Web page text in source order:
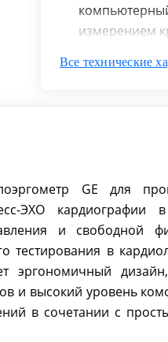
измерением
(не зависимо
Шаг
или 25 Вт.
Момент
Нагрузка на
Длинна
Встроенные
Все технические
GE для
ЭХО кардиографии
и свободной
тестирования в
эргономичный
и высокий уровень
в сочетании с